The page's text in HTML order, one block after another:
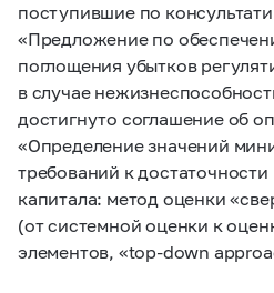
поступившие по
«Предложение по
поглощения убытков
в случае
достигнуто соглашение об
«Определение значений
требований к
капитала: метод оценки
(от системной оценки к
элементов, «top-down